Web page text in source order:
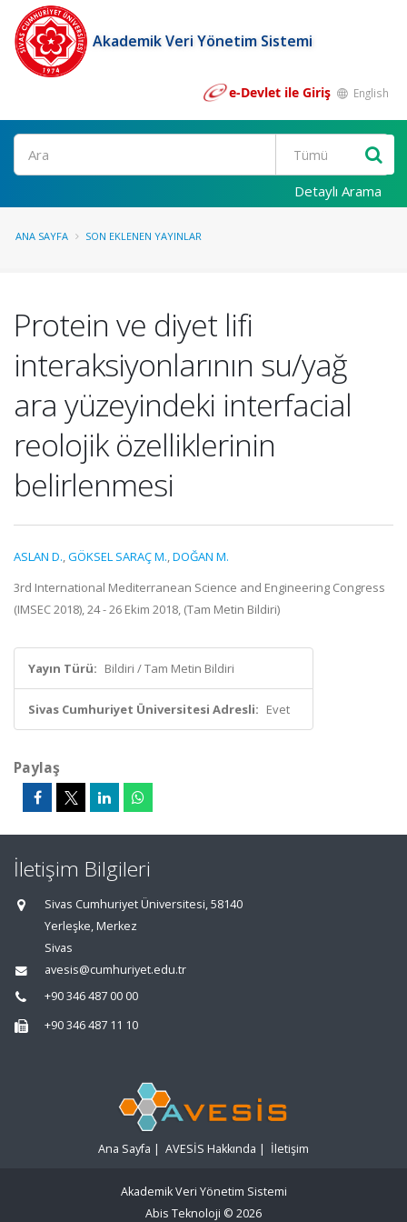
Akademik Veri Yönetim Sistemi
e-Devlet ile Giriş English
Ara
Detaylı Arama
ANA SAYFA SON EKLENEN YAYINLAR
Protein ve diyet lifi
interaksiyonlarının su/yağ
ara yüzeyindeki interfacial
reolojik özelliklerinin
belirlenmesi
ASLAN D.,GÖKSEL SARAÇ M.,DOĞAN M.
3rd International Mediterranean Science and Engineering Congress
(IMSEC 2018), 24 - 26 Ekim 2018, (Tam Metin Bildiri)
Yayın Türü: Bildiri / Tam Metin Bildiri
Sivas Cumhuriyet Üniversitesi Adresli: Evet
Paylaş
İletişim Bilgileri
Sivas Cumhuriyet Üniversitesi, 58140
Yerleşke, Merkez
Sivas
avesis@cumhuriyet.edu.tr
+90 346 487 00 00
+90 346 487 11 10
Ana Sayfa | AVESİS Hakkında | İletişim
Akademik Veri Yönetim Sistemi
Abis Teknoloji © 2026